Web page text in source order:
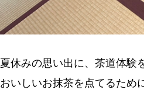
夏休みの思い出に、茶道体験
おいしいお抹茶を点てるため